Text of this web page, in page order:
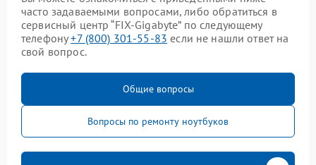
часто задаваемыми вопросами, либо обратиться в
сервисный центр “FIX-Gigabyte” по следующему
телефону+7 (800) 301-55-83 если не нашли ответ на
свой вопрос.
Общие вопросы
Вопросы по ремонту ноутбуков